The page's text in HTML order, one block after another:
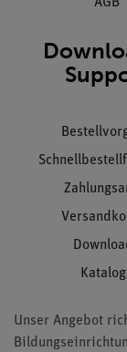
Unser Angebot